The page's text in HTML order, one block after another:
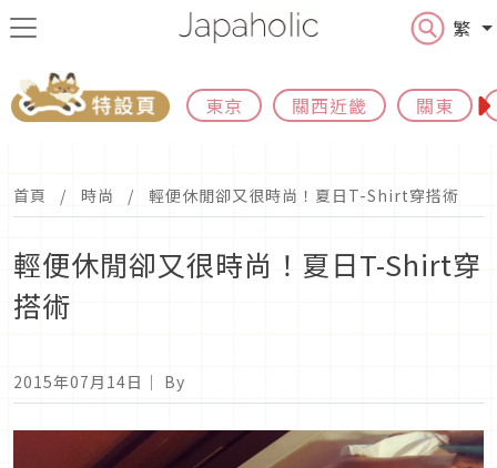
繁
東京 關西近畿 關東
首頁 時尚 輕便休閒卻又很時尚！夏日T-Shirt穿搭術
輕便休閒卻又很時尚！夏日T-Shirt穿
搭術
2015年07月14日 ｜ By